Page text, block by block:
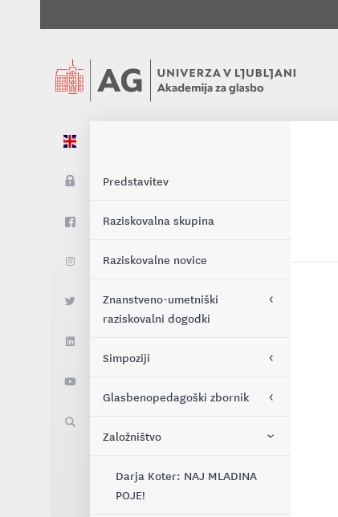
Predstavitev
Raziskovalna skupina
Raziskovalne novice
Znanstveno-umetniški
raziskovalni dogodki
EPARM 2024
Učinkovito in samodoločeno
glasbeno nastopanje - prof.
Simpoziji
Mednarodni znanstveni
GLASBE V SPREMINJAJOČEM
Mednarodni muzikološki
Glasbenopedagoški zbornik
O reviji
Namen in cilji
Založništvo
Darja Koter: NAJ MLADINA
POJE!